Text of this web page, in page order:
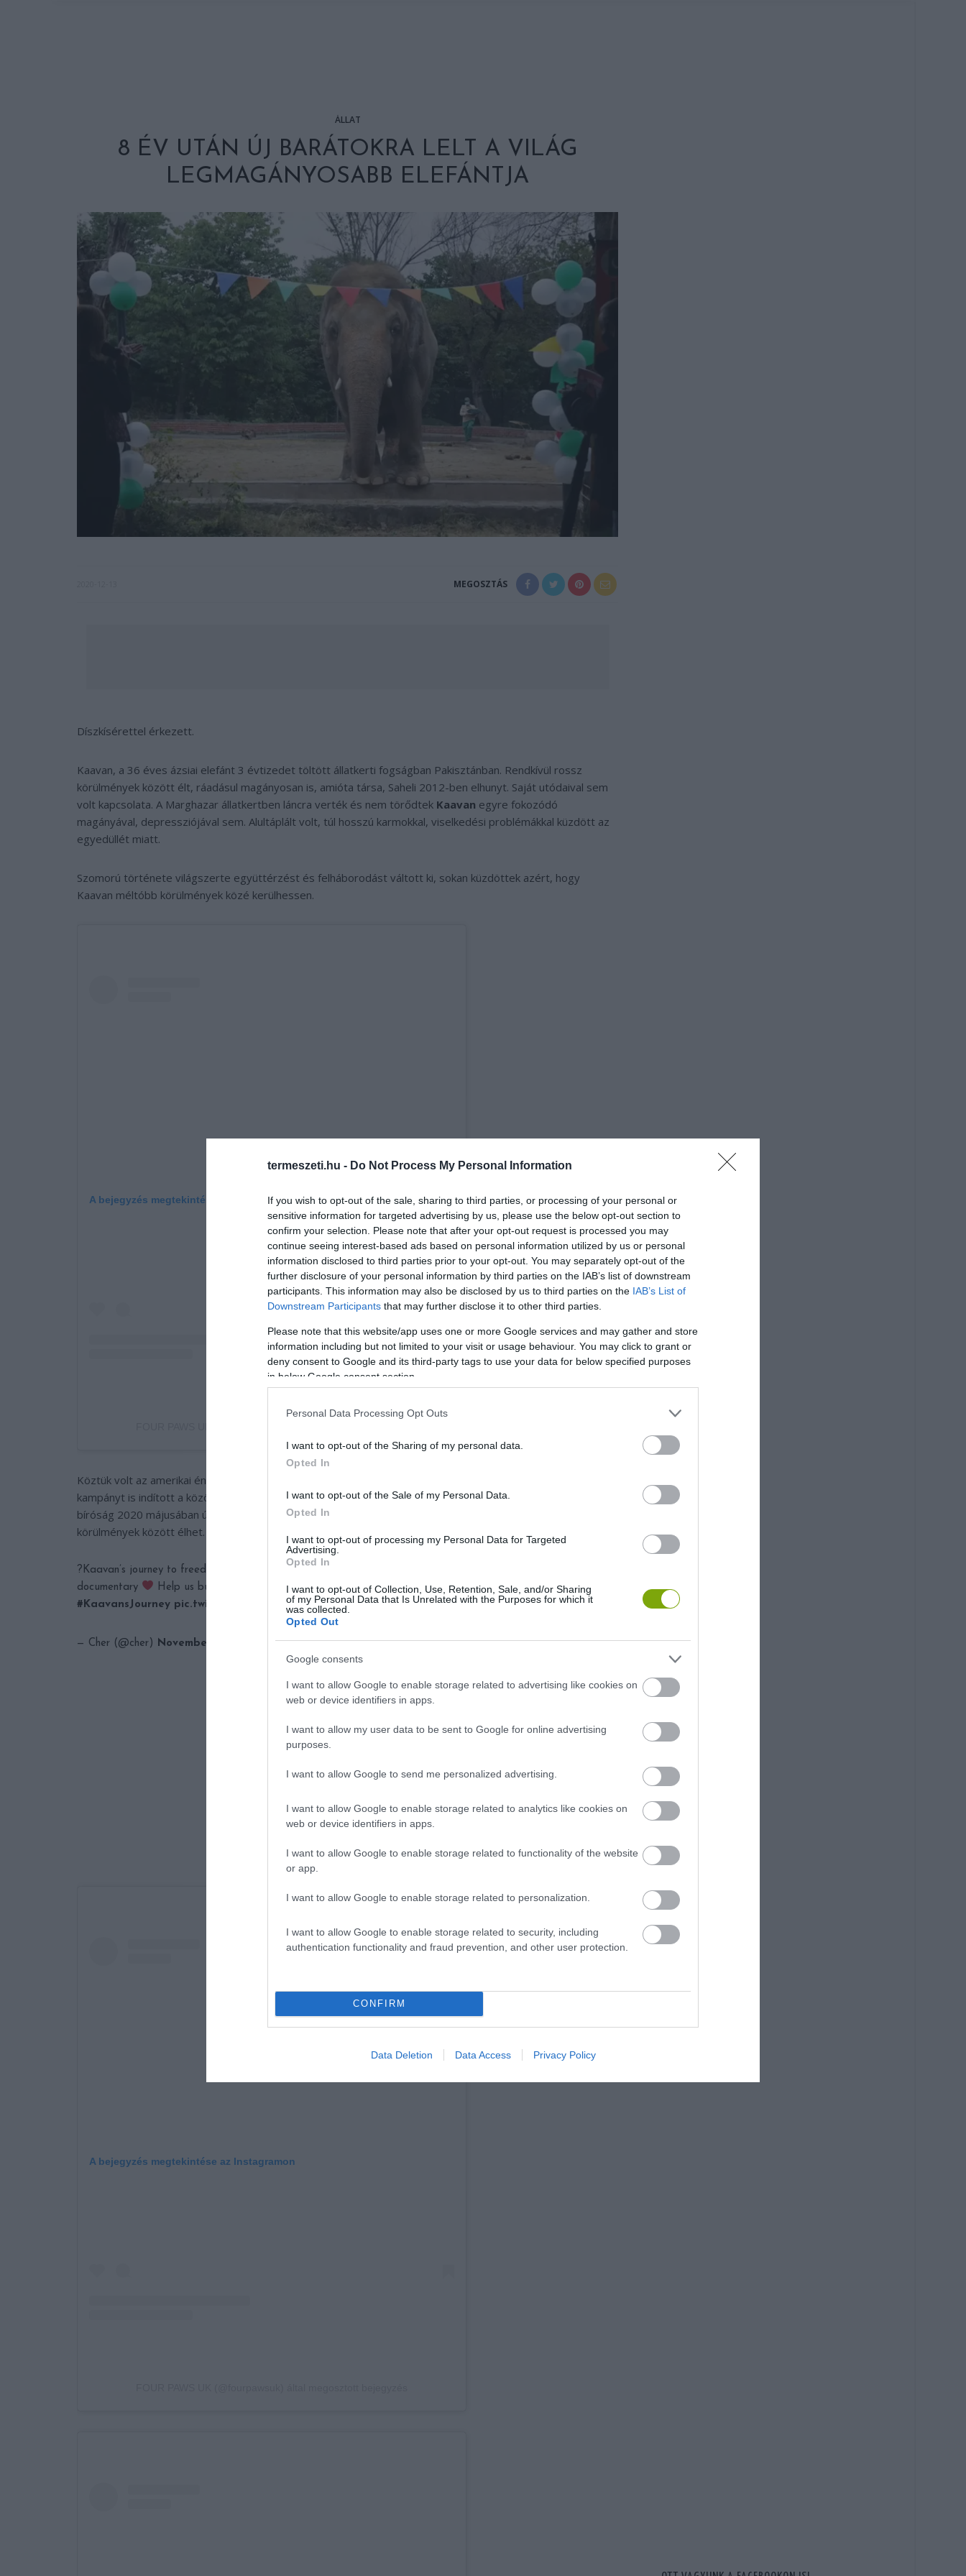
termeszeti.hu - Do Not Process My Personal Information
If you wish to opt-out of the sale, sharing to third parties, or processing of your personal or
sensitive information for targeted advertising by us, please use the below opt-out section to
confirm your selection. Please note that after your opt-out request is processed you may
continue seeing interest-based ads based on personal information utilized by us or personal
information disclosed to third parties prior to your opt-out. You may separately opt-out of the
further disclosure of your personal information by third parties on the IAB’s list of downstream
participants. This information may also be disclosed by us to third parties on the IAB’s List of
Downstream Participants that may further disclose it to other third parties.
Please note that this website/app uses one or more Google services and may gather and store
information including but not limited to your visit or usage behaviour. You may click to grant or
deny consent to Google and its third-party tags to use your data for below specified purposes
in below Google consent section.
Personal Data Processing Opt Outs
I want to opt-out of the Sharing of my personal data.
Opted In
I want to opt-out of the Sale of my Personal Data.
Opted In
I want to opt-out of processing my Personal Data for Targeted
Advertising.
Opted In
I want to opt-out of Collection, Use, Retention, Sale, and/or Sharing
of my Personal Data that Is Unrelated with the Purposes for which it
was collected.
Opted Out
Google consents
I want to allow Google to enable storage related to advertising like cookies on
web or device identifiers in apps.
I want to allow my user data to be sent to Google for online advertising
purposes.
I want to allow Google to send me personalized advertising.
I want to allow Google to enable storage related to analytics like cookies on
web or device identifiers in apps.
I want to allow Google to enable storage related to functionality of the website
or app.
I want to allow Google to enable storage related to personalization.
I want to allow Google to enable storage related to security, including
authentication functionality and fraud prevention, and other user protection.
CONFIRM
Data Deletion Data Access Privacy Policy
ÁLLAT
8 ÉV UTÁN ÚJ BARÁTOKRA LELT A VILÁG
LEGMAGÁNYOSABB ELEFÁNTJA
MEGOSZTÁS
Díszkísérettel érkezett.
Kaavan, a 36 éves ázsiai elefánt 3 évtizedet töltött állatkerti fogságban Pakisztánban. Rendkívül rossz
körülmények között élt, ráadásul magányosan is, amióta társa, Saheli 2012-ben elhunyt. Saját utódaival sem
volt kapcsolata. A Marghazar állatkertben láncra verték és nem törődtek Kaavan egyre fokozódó
magányával, depressziójával sem. Alultáplált volt, túl hosszú karmokkal, viselkedési problémákkal küzdött az
egyedüllét miatt.
Szomorú története világszerte együttérzést és felháborodást váltott ki, sokan küzdöttek azért, hogy
Kaavan méltóbb körülmények közé kerülhessen.
A bejegyzés megtekintése az Instagramon
Köztük volt az amerikai énekesnő, Cher is, aki elment egészen Pakisztánig, hogy lássa az állatot. Eközben
kampányt is indított a közösségi médiában érte. A #freeKaavan néven futó mozgalma eredményes volt, a
bíróság 2020 májusában úgy döntött, hogy az elefántnak olyan helyre kell költöznie, ahol sokkal jobb
körülmények között élhet. Az énekesnő az új helyére is elkísérte az elefántot.
?Kaavan’s journey to freedom from captivity in Islamabad to Cambodia will be a 2021
documentary
Help us build Kaavan’s forever home ?https://t.co/dzdl4Ew4gn??@ftwglobal
#KaavansJourney pic.twitter.com/iTxdzfndNB
— Cher (@cher) November 27, 2020
A bejegyzés megtekintése az Instagramon